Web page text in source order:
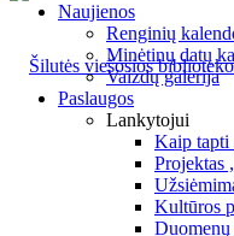
Naujienos
Renginių
Minėtinų datų
Vaizdų galerija
Paslaugos
Lankytojui
Kaip tapti
Projektas
Kultūros
Duomenų